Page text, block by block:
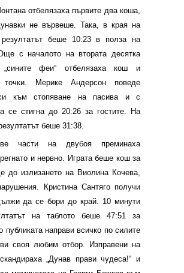
отбелязаха първите два коша,
не вървеше. Така, в края на
резултатът беше 10:23 в полза на
с началото на втората десятка
„сините феи“ отбелязаха кош и
Мерике Андерсон поведе
си към стопяване на пасива и с
се стигна до 20:26 за гостите. На
беше 31:38.
части на двубоя преминаха
и нервно. Играта беше кош за
до излизането на Виолина Кочева,
Кристина Сантяго получи
да се бори до край. 10 минути
на таблото беше 47:51 за
публиката направи всичко по силите
своя любим отбор. Изправени на
„Дунав прави чудеса!“ и